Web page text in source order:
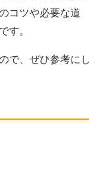
コツや必要な道
す。
で、ぜひ参考に